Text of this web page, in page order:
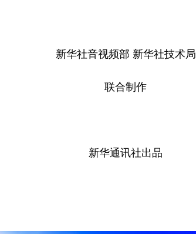
新华社音视频部 新华社技术局
联合制作
新华通讯社出品